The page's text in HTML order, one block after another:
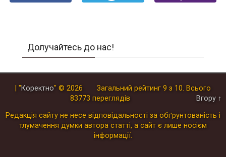
Поділитися
Поділитися
Долучайтесь до нас!
| "Коректно" © 2026 Загальний рейтинг 9 з 10. Всього
83773 переглядів Вгору ↑
Редакція сайту не несе відповідальності за обґрунтованість і
тлумачення думки автора статті, а сайт є лише носієм
інформації.